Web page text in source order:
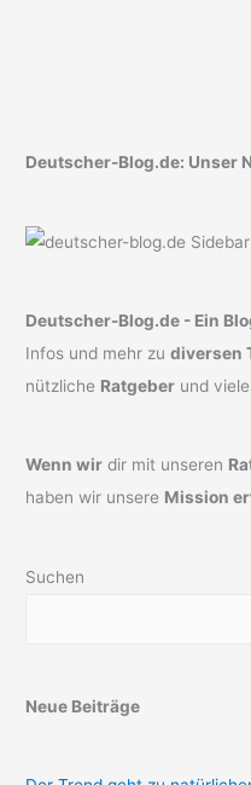
Deutscher-Blog.de: Unser
Deutscher-Blog.de - Ein
Infos und mehr zudiversen
nützliche Ratgeber und
Wenn wir dir mit unseren
haben wir unsere Mission
Suchen
Neue Beiträge